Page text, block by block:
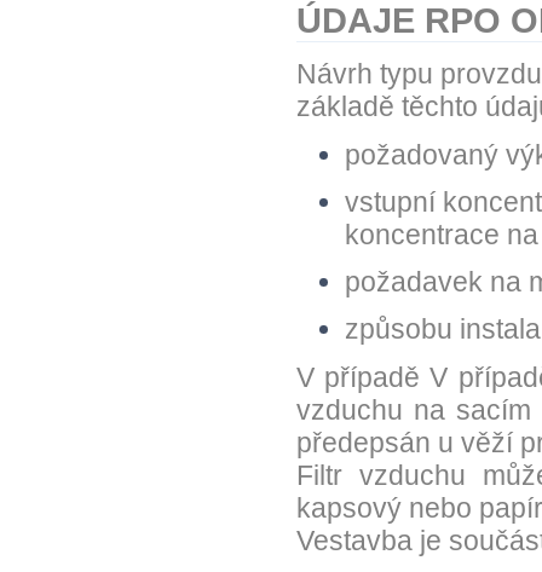
ÚDAJE RPO
Návrh typu
základě těchto
požadovaný
vstupní
koncentrace
požadavek na
způsobu
V případě V
vzduchu na
předepsán u věží
Filtr vzduchu
kapsový nebo
Vestavba je